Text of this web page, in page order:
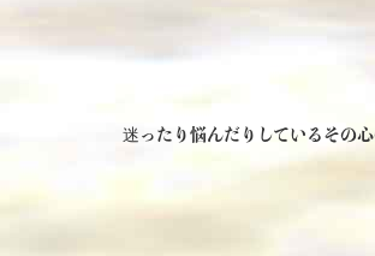
迷ったり悩んだりしているその